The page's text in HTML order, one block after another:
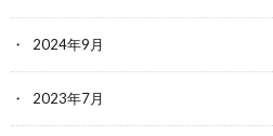
2024年9月
2023年7月